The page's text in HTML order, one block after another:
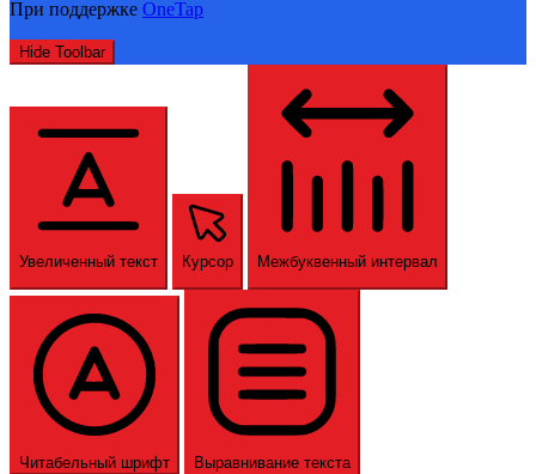
При поддержке OneTap
Hide Toolbar
Увеличенный текст Курсор Межбуквенный интервал
Читабельный шрифт Выравнивание текста